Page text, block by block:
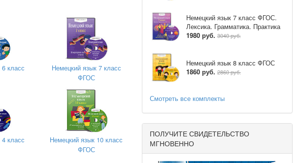
класс
Немецкий язык 7 класс
ФГОС
класс
Немецкий язык 10 класс
ФГОС
Немецкий язык 7 класс ФГОС.
Лексика. Грамматика. Практика
1980 руб. 3040 руб.
Немецкий язык 8 класс ФГОС
1860 руб. 2860 руб.
Смотреть все комплекты
ПОЛУЧИТЕ СВИДЕТЕЛЬСТВО
МГНОВЕННО